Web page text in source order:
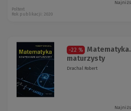
Poltext
Rok publikacji: 2020
-22 %
maturzysty
Drachal Robert